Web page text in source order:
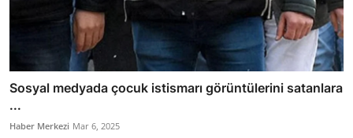
Sosyal medyada çocuk istismarı görüntülerini satanlara
...
Haber Merkezi Mar 6, 2025